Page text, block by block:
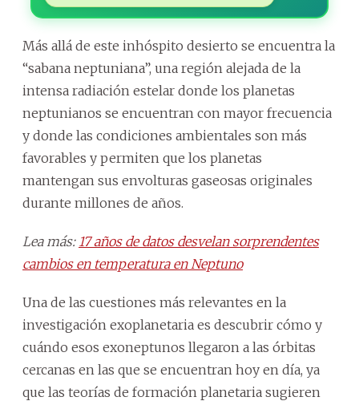
Más allá de este inhóspito desierto se encuentra la
“sabana neptuniana”, una región alejada de la
intensa radiación estelar donde los planetas
neptunianos se encuentran con mayor frecuencia
y donde las condiciones ambientales son más
favorables y permiten que los planetas
mantengan sus envolturas gaseosas originales
durante millones de años.
Lea más: 17 años de datos desvelan sorprendentes
cambios en temperatura en Neptuno
Una de las cuestiones más relevantes en la
investigación exoplanetaria es descubrir cómo y
cuándo esos exoneptunos llegaron a las órbitas
cercanas en las que se encuentran hoy en día, ya
que las teorías de formación planetaria sugieren